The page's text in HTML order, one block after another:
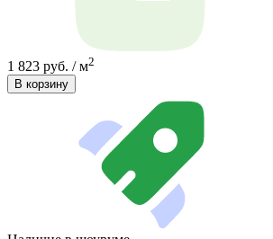
1 823 руб. / м2
В корзину